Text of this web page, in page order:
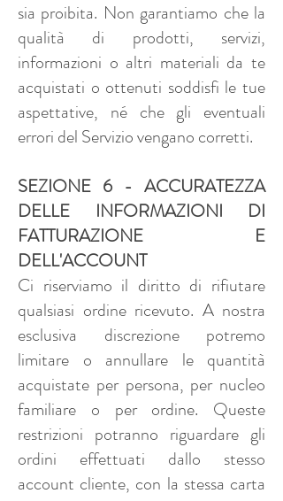
sia proibita. Non garantiamo che la
qualità di prodotti, servizi,
informazioni o altri materiali da te
acquistati o ottenuti soddisfi le tue
aspettative, né che gli eventuali
errori del Servizio vengano corretti.
SEZIONE 6 - ACCURATEZZA
DELLE INFORMAZIONI DI
FATTURAZIONE E
DELL'ACCOUNT
Ci riserviamo il diritto di rifiutare
qualsiasi ordine ricevuto. A nostra
esclusiva discrezione potremo
limitare o annullare le quantità
acquistate per persona, per nucleo
familiare o per ordine. Queste
restrizioni potranno riguardare gli
ordini effettuati dallo stesso
account cliente, con la stessa carta